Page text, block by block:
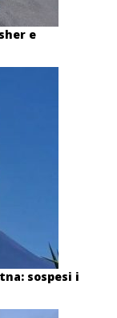
e
sospesi i